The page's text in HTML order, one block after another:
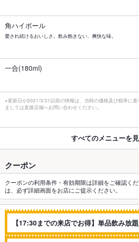
角ハイボール
愛され続けるおいしさ。飲み飽きない、爽快な味。
一合(180ml)
※更新日が2021/3/31以前の情報は、当時の価格及び税率に
ましては直接店舗へお問い合わせください。
すべてのメニューを
クーポン
クーポンの利用条件・有効期限は詳細をご確認く
は、必ず詳細画面をお店にご提示ください。
【17:30までの来店でお得】単品飲み放